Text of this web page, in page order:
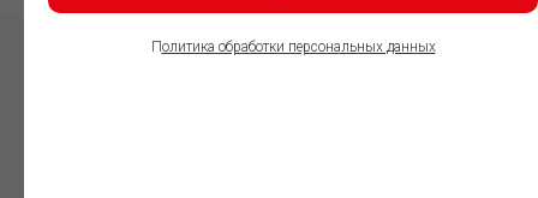
Политика обработки персональных данных